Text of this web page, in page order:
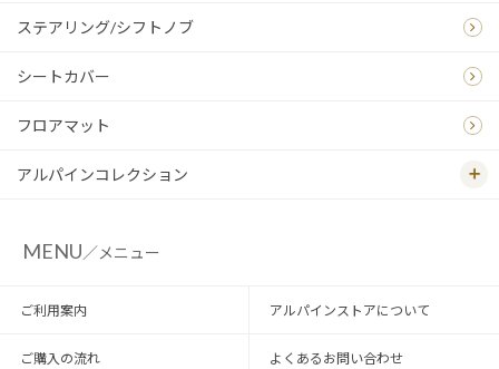
ステアリング/シフトノブ
シートカバー
フロアマット
アルパインコレクション
MENU／メニュー
ご利用案内 アルパインストアについて
ご購入の流れ よくあるお問い合わせ